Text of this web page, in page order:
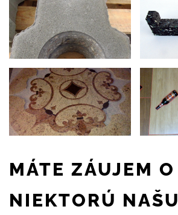
MÁTE ZÁUJEM O
NIEKTORÚ NAŠU